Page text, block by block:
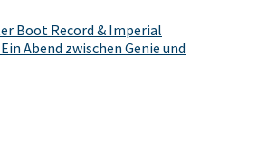
Boot Record & Imperial
Abend zwischen Genie und